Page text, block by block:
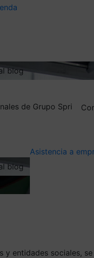
blog
de Grupo Spri
blog
Asistencia a
entidades sociales, se